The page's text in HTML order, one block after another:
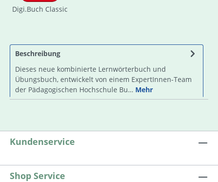
Digi.Buch Classic
Beschreibung
Dieses neue kombinierte Lernwörterbuch und
Übungsbuch, entwickelt von einem ExpertInnen-Team
der Pädagogischen Hochschule Bu… Mehr
Kundenservice
Shop Service